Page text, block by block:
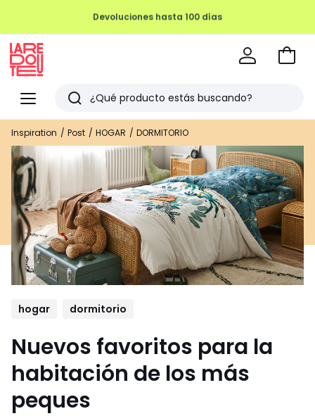
Devoluciones hasta 100 días
Menu
Redoute
Buscar
Últimos
artículos
vistos
Ir
Inspiration Post HOGAR DORMITORIO
hogar dormitorio
Nuevos favoritos para la
habitación de los más
peques